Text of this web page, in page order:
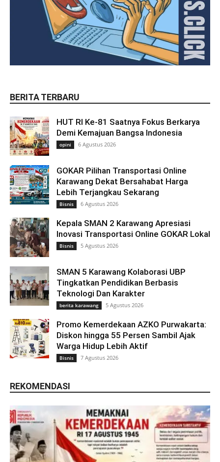
BERITA TERBARU
HUT RI Ke-81 Saatnya Fokus Berkarya
Demi Kemajuan Bangsa Indonesia
opini 6 Agustus 2026
GOKAR Pilihan Transportasi Online
Karawang Dekat Bersahabat Harga
Lebih Terjangkau Sekarang
Bisnis 6 Agustus 2026
Kepala SMAN 2 Karawang Apresiasi
Inovasi Transportasi Online GOKAR Lokal
Bisnis 5 Agustus 2026
SMAN 5 Karawang Kolaborasi UBP
Tingkatkan Pendidikan Berbasis
Teknologi Dan Karakter
berita karawang 5 Agustus 2026
Promo Kemerdekaan AZKO Purwakarta:
Diskon hingga 55 Persen Sambil Ajak
Warga Hidup Lebih Aktif
Bisnis 7 Agustus 2026
REKOMENDASI